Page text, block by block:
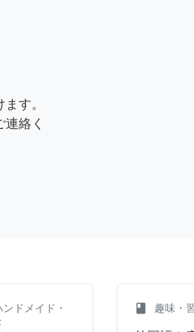
す。
絡く
ンドメイド・
class 趣味・